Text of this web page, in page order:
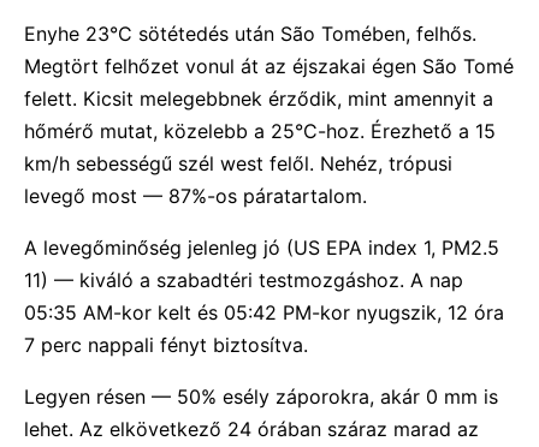
Enyhe 23°C sötétedés után São Tomében, felhős.
Megtört felhőzet vonul át az éjszakai égen São Tomé
felett. Kicsit melegebbnek érződik, mint amennyit a
hőmérő mutat, közelebb a 25°C-hoz. Érezhető a 15
km/h sebességű szél west felől. Nehéz, trópusi
levegő most — 87%-os páratartalom.
A levegőminőség jelenleg jó (US EPA index 1, PM2.5
11) — kiváló a szabadtéri testmozgáshoz. A nap
05:35 AM-kor kelt és 05:42 PM-kor nyugszik, 12 óra
7 perc nappali fényt biztosítva.
Legyen résen — 50% esély záporokra, akár 0 mm is
lehet. Az elkövetkező 24 órában száraz marad az